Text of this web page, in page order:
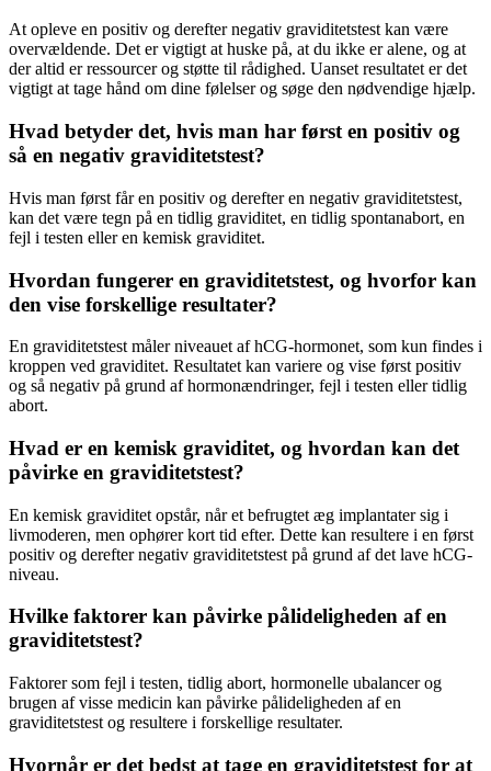
At opleve en positiv og derefter negativ graviditetstest kan være
overvældende. Det er vigtigt at huske på, at du ikke er alene, og at
der altid er ressourcer og støtte til rådighed. Uanset resultatet er det
vigtigt at tage hånd om dine følelser og søge den nødvendige hjælp.
Hvad betyder det, hvis man har først en positiv og
så en negativ graviditetstest?
Hvis man først får en positiv og derefter en negativ graviditetstest,
kan det være tegn på en tidlig graviditet, en tidlig spontanabort, en
fejl i testen eller en kemisk graviditet.
Hvordan fungerer en graviditetstest, og hvorfor kan
den vise forskellige resultater?
En graviditetstest måler niveauet af hCG-hormonet, som kun findes i
kroppen ved graviditet. Resultatet kan variere og vise først positiv
og så negativ på grund af hormonændringer, fejl i testen eller tidlig
abort.
Hvad er en kemisk graviditet, og hvordan kan det
påvirke en graviditetstest?
En kemisk graviditet opstår, når et befrugtet æg implantater sig i
livmoderen, men ophører kort tid efter. Dette kan resultere i en først
positiv og derefter negativ graviditetstest på grund af det lave hCG-
niveau.
Hvilke faktorer kan påvirke pålideligheden af en
graviditetstest?
Faktorer som fejl i testen, tidlig abort, hormonelle ubalancer og
brugen af visse medicin kan påvirke pålideligheden af en
graviditetstest og resultere i forskellige resultater.
Hvornår er det bedst at tage en graviditetstest for at